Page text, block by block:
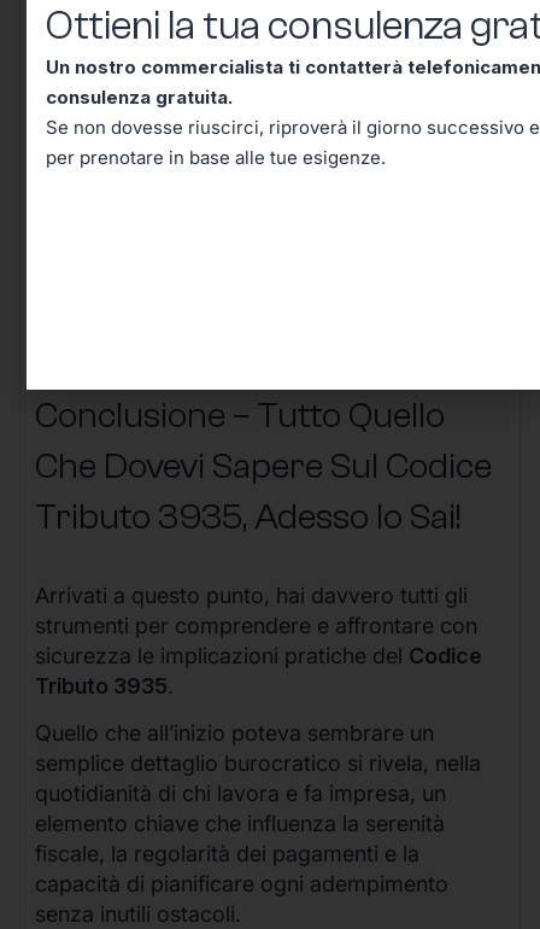
Un nostro commercialista ti contatterà
telefonicamente entro mezz’ora per una
consulenza gratuita.
riuscirci, riproverà il giorno successivo e in
seguito riceverai un’email per prenotare in
Conclusione – Tutto Quello
Che Dovevi Sapere Sul Codice
Tributo 3935, Adesso lo Sai!
Arrivati a questo punto, hai davvero tutti gli
strumenti per comprendere e affrontare con
sicurezza le implicazioni pratiche del Codice
Tributo 3935.
Quello che all’inizio poteva sembrare un
semplice dettaglio burocratico si rivela, nella
quotidianità di chi lavora e fa impresa, un
elemento chiave che influenza la serenità
fiscale, la regolarità dei pagamenti e la
capacità di pianificare ogni adempimento
senza inutili ostacoli.
Ottieni la tua consulenza
Un nostro commercialista ti contatterà
consulenza gratuita.
Se non dovesse riuscirci, riproverà il giorno successivo
per prenotare in base alle tue esigenze.